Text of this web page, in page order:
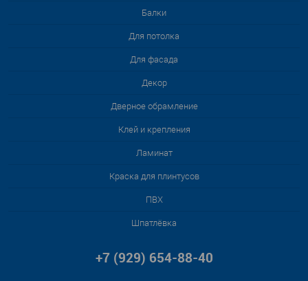
Балки
Для потолка
Для фасада
Декор
Дверное обрамление
Клей и крепления
Ламинат
Краска для плинтусов
ПВХ
Шпатлёвка
+7 (929) 654-88-40